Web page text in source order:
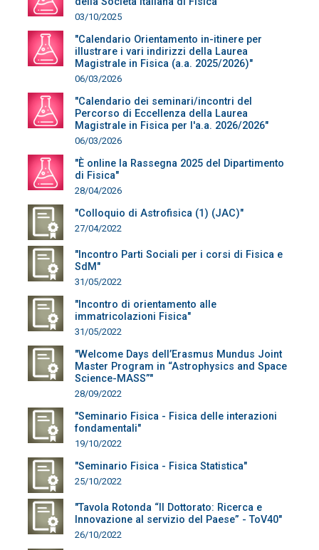
03/10/2025
"Calendario Orientamento in-itinere per
illustrare i vari indirizzi della Laurea
Magistrale in Fisica (a.a. 2025/2026)"
06/03/2026
"Calendario dei seminari/incontri del
Percorso di Eccellenza della Laurea
Magistrale in Fisica per l'a.a. 2026/2026"
06/03/2026
"È online la Rassegna 2025 del Dipartimento
di Fisica"
28/04/2026
"Colloquio di Astrofisica (1) (JAC)"
27/04/2022
"Incontro Parti Sociali per i corsi di Fisica e
SdM"
31/05/2022
"Incontro di orientamento alle
immatricolazioni Fisica"
31/05/2022
"Welcome Days dell’Erasmus Mundus Joint
Master Program in “Astrophysics and Space
Science-MASS”"
28/09/2022
"Seminario Fisica - Fisica delle interazioni
fondamentali"
19/10/2022
"Seminario Fisica - Fisica Statistica"
25/10/2022
"Tavola Rotonda “Il Dottorato: Ricerca e
Innovazione al servizio del Paese” - ToV40"
26/10/2022